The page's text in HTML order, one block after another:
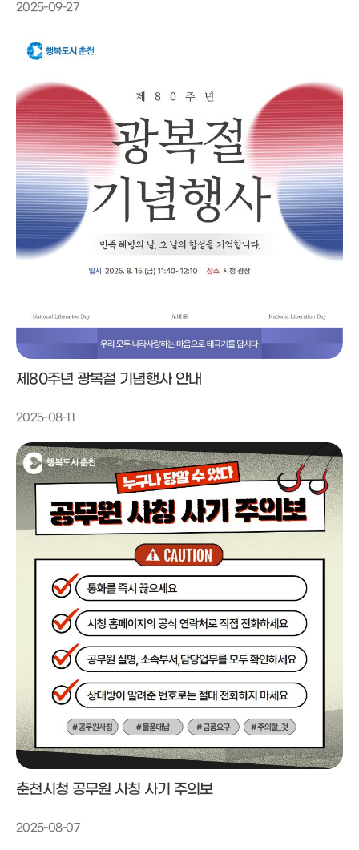
2025-09-27
제80주년 광복절 기념행사 안내
2025-08-11
춘천시청 공무원 사칭 사기 주의보
2025-08-07